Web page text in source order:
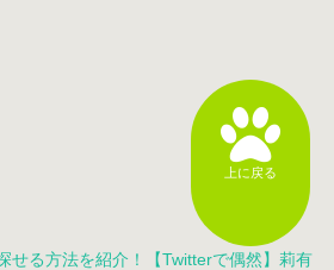
せる方法を紹介！【Twitterで偶然】莉有
上に戻る